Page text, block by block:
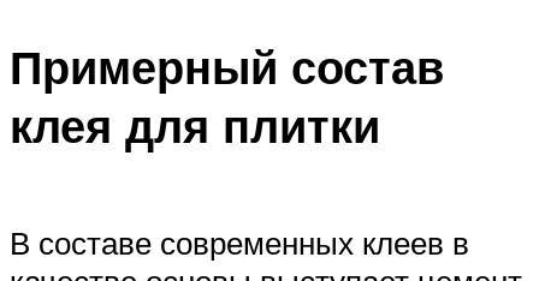
Примерный состав
клея для плитки
В составе современных клеев в